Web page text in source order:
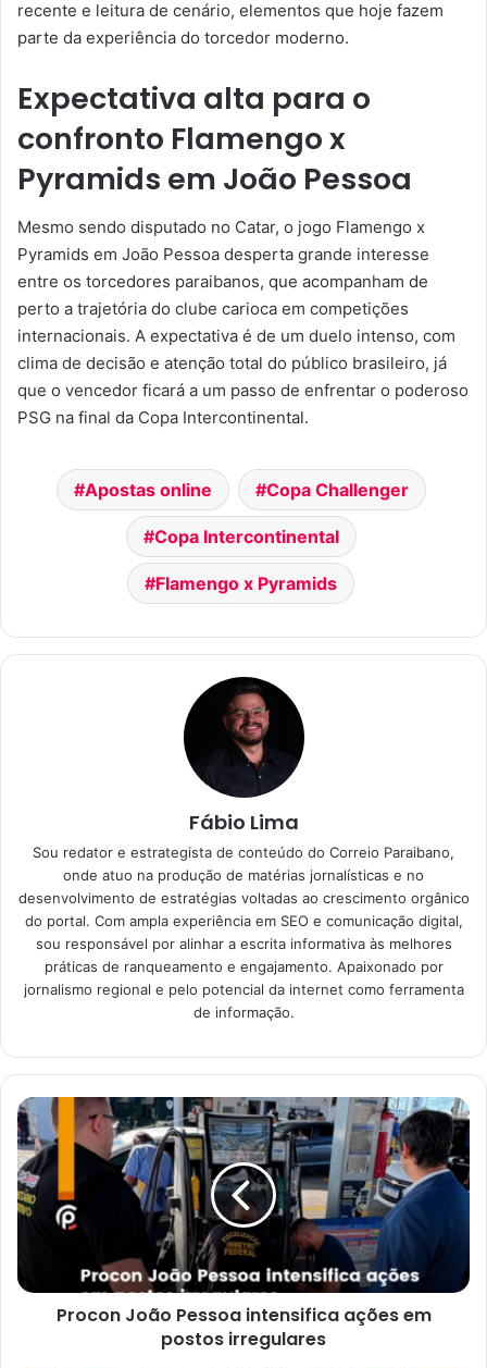
recente e leitura de cenário, elementos que hoje fazem
parte da experiência do torcedor moderno.
Expectativa alta para o
confronto Flamengo x
Pyramids em João Pessoa
Mesmo sendo disputado no Catar, o jogo Flamengo x
Pyramids em João Pessoa desperta grande interesse
entre os torcedores paraibanos, que acompanham de
perto a trajetória do clube carioca em competições
internacionais. A expectativa é de um duelo intenso, com
clima de decisão e atenção total do público brasileiro, já
que o vencedor ficará a um passo de enfrentar o poderoso
PSG na final da Copa Intercontinental.
Apostas online Copa Challenger
Copa Intercontinental
Flamengo x Pyramids
Fábio Lima
Sou redator e estrategista de conteúdo do Correio Paraibano,
onde atuo na produção de matérias jornalísticas e no
desenvolvimento de estratégias voltadas ao crescimento orgânico
do portal. Com ampla experiência em SEO e comunicação digital,
sou responsável por alinhar a escrita informativa às melhores
práticas de ranqueamento e engajamento. Apaixonado por
jornalismo regional e pelo potencial da internet como ferramenta
de informação.
Procon
João
Pessoa
intensifica
ações
em
irregulares
Procon João Pessoa intensifica ações em
postos irregulares